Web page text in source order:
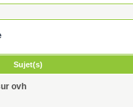
Sujet(s)
ovh